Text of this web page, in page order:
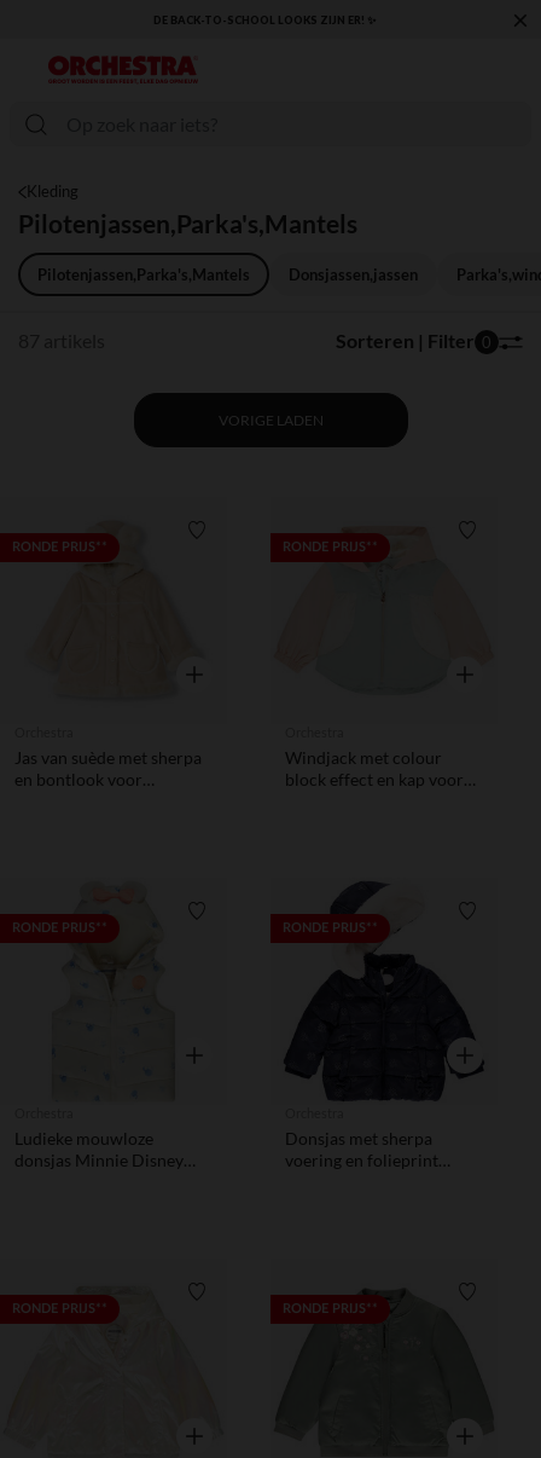
KLAAR VOOR DE
DE BACK-TO-SCHOOL LOOKS ZIJN ER! ✨ ×
Kleding
Pilotenjassen,Parka's,Mantels
Pilotenjassen,Parka's,Mantels Donsjassen,jassen
Sorteren | Filter 0
VORIGE LADEN
RONDE PRIJS** Verlanglijstje.
Snel overzicht
Jas van suède met sherpa
en bontlook voor
RONDE PRIJS**
Snel
Windjack met colour
block effect en kap voor
RONDE PRIJS** Verlanglijstje.
Snel overzicht
Ludieke mouwloze
donsjas Minnie Disney
RONDE PRIJS**
Snel
Donsjas met sherpa
voering en folieprint
RONDE PRIJS** Verlanglijstje.
Snel overzicht
RONDE PRIJS**
Snel